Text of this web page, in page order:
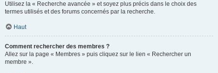
Utilisez la « Recherche avancée » et soyez plus précis dans le choix des
termes utilisés et des forums concernés par la recherche.
Haut
Comment rechercher des membres ?
Allez sur la page « Membres » puis cliquez sur le lien « Rechercher un
membre ».